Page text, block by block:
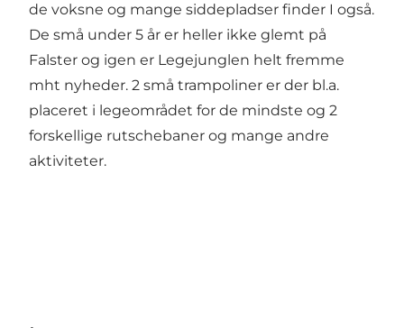
de voksne og mange siddepladser finder I også.
De små under 5 år er heller ikke glemt på
Falster og igen er Legejunglen helt fremme
mht nyheder. 2 små trampoliner er der bl.a.
placeret i legeområdet for de mindste og 2
forskellige rutschebaner og mange andre
aktiviteter.